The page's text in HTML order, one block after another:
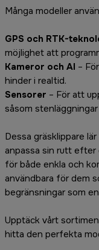
Många modeller
GPS och RTK-
möjlighet att
Kameror och AI –
hinder i realtid.
Sensorer – För att
såsom
Dessa gräsklippare
anpassa sin rutt
för både enkla och
användbara för dem
begränsningar som
Upptäck vårt
hitta den perfekta